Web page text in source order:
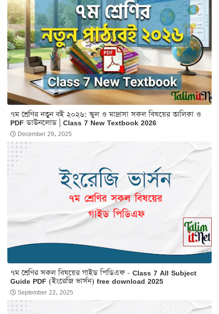
৭ম শ্রেণির নতুন বই ২০২৬: স্কুল ও মাদ্রাসা সকল বিষয়ের তালিকা ও
PDF ডাউনলোড | Class 7 New Textbook 2026
December 29, 2025
৭ম শ্রেণির সকল বিষয়ের গাইড পিডিএফ - Class 7 All Subject
Guide PDF (ইংরেজি ভার্সন) free download 2025
September 22, 2025